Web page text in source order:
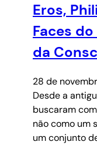
Eros,
Faces
da
28 de
Desde a
buscaram
não como um
um conjunto